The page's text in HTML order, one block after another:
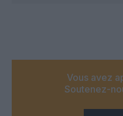
Vous avez
Soutenez-